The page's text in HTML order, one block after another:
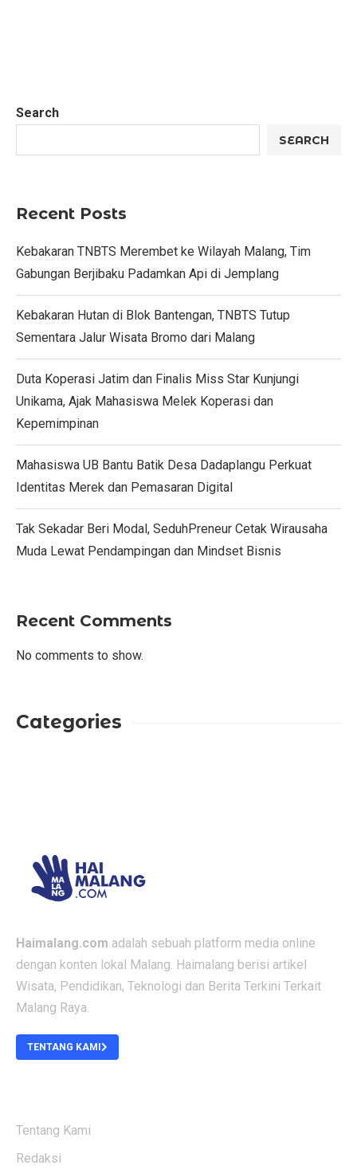
Search
SEARCH
Recent Posts
Kebakaran TNBTS Merembet ke Wilayah Malang, Tim
Gabungan Berjibaku Padamkan Api di Jemplang
Kebakaran Hutan di Blok Bantengan, TNBTS Tutup
Sementara Jalur Wisata Bromo dari Malang
Duta Koperasi Jatim dan Finalis Miss Star Kunjungi
Unikama, Ajak Mahasiswa Melek Koperasi dan
Kepemimpinan
Mahasiswa UB Bantu Batik Desa Dadaplangu Perkuat
Identitas Merek dan Pemasaran Digital
Tak Sekadar Beri Modal, SeduhPreneur Cetak Wirausaha
Muda Lewat Pendampingan dan Mindset Bisnis
Recent Comments
No comments to show.
Categories
Haimalang.com adalah sebuah platform media online
dengan konten lokal Malang. Haimalang berisi artikel
Wisata, Pendidikan, Teknologi dan Berita Terkini Terkait
Malang Raya.
TENTANG KAMI
Tentang Kami
Redaksi